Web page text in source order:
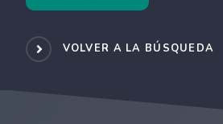
VOLVER A LA BÚSQUEDA